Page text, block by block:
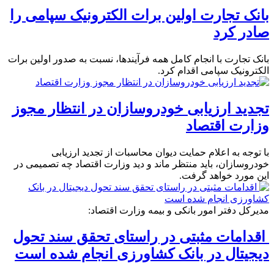
بانک تجارت اولین برات الکترونیک سپامی را
صادر کرد
بانک تجارت با انجام کامل همه فرآیندها، نسبت به صدور اولین برات
الکترونیک سپامی اقدام کرد.
تجدید ارزیابی خودروسازان در انتظار مجوز
وزارت اقتصاد
با توجه به اعلام حمایت دیوان محاسبات از تجدید ارزیابی
خودروسازان، باید منتظر ماند و دید وزارت اقتصاد چه تصمیمی در
این مورد خواهد گرفت.
مدیرکل دفتر امور بانکی و بیمه وزارت اقتصاد:
اقدامات مثبتی در راستای تحقق سند تحول
دیجیتال در بانک کشاورزی انجام شده است